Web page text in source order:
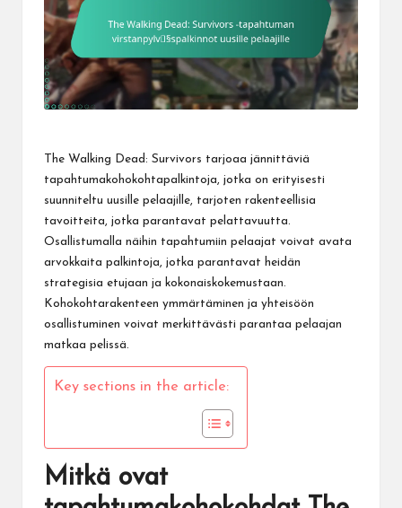
The Walking Dead: Survivors tarjoaa jännittäviä
tapahtumakohokohtapalkintoja, jotka on erityisesti
suunniteltu uusille pelaajille, tarjoten rakenteellisia
tavoitteita, jotka parantavat pelattavuutta.
Osallistumalla näihin tapahtumiin pelaajat voivat avata
arvokkaita palkintoja, jotka parantavat heidän
strategisia etujaan ja kokonaiskokemustaan.
Kohokohtarakenteen ymmärtäminen ja yhteisöön
osallistuminen voivat merkittävästi parantaa pelaajan
matkaa pelissä.
Key sections in the article:
Mitkä ovat